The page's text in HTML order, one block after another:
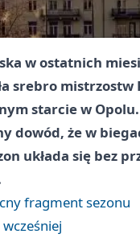
w ostatnich
srebro
starcie w Opolu.
dowód, że w
układa się bez
fragment sezonu